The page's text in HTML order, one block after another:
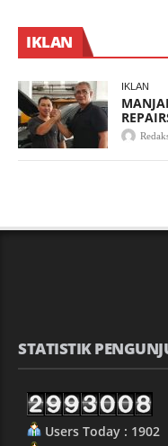
IKLAN
IKLAN
STATISTIK
Users Today : 1902